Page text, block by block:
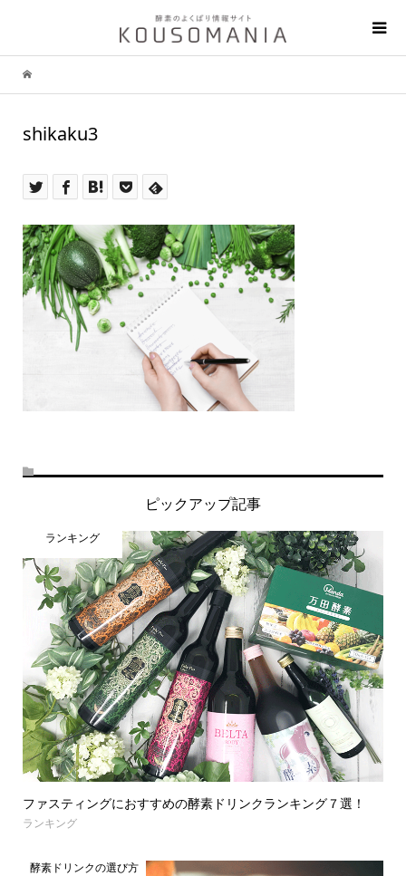
shikaku3
ピックアップ記事
ランキング
ファスティングにおすすめの酵素ドリンクランキング７選！
ランキング
酵素ドリンクの選び方